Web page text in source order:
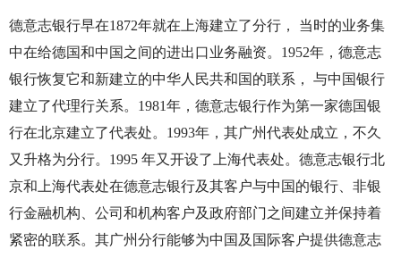
德意志银行早在1872年就在上海建立了分行， 当时的业务集
中在给德国和中国之间的进出口业务融资。 1952年，德意志
银行恢复它和新建立的中华人民共和国的联系， 与中国银行
建立了代理行关系。 1981年，德意志银行作为第一家德国银
行在北京建立了代表处。 1993年，其广州代表处成立，不久
又升格为分行。 1995 年又开设了上海代表处。德意志银行北
京和上海代表处在德意志银行及其客户与中国的银行、非银
行金融机构、公司和机构客户及政府部门之间建立并保持着
紧密的联系。其广州分行能够为中国及国际客户提供德意志